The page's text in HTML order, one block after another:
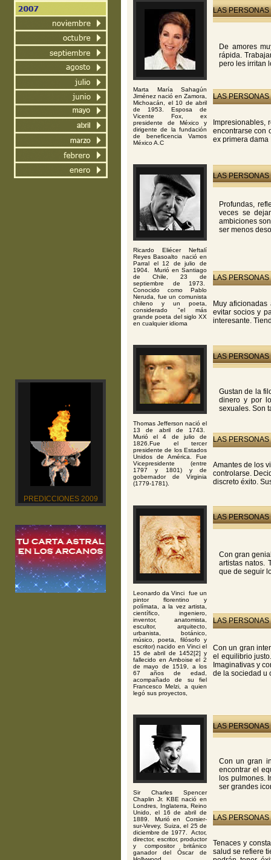
PREDICCIONES 2009
Marta María Sahagún
Jiménez nació en Zamora,
Michoacán, el 10 de abril
de 1953. Esposa de
Vicente Fox, ex
presidente de México y
dirigente de la fundación
de beneficencia Vamos
México A.C
LAS
De amores
rápida.
pero les irritan
LAS
Impresionables,
encontrarse con
ex primera dama
Ricardo Eliécer Neftalí
Reyes Basoalto nació en
Parral el 12 de julio de
1904. Murió en Santiago
de Chile, 23 de
septiembre de 1973.
Conocido como Pablo
Neruda, fue un comunista
chileno y un poeta,
considerado "el más
grande poeta del siglo XX
en cualquier idioma
LAS
Profundas,
veces se
ambiciones
ser menos
LAS
Muy
evitar socios y
interesante.
Thomas Jefferson nació el
13 de abril de 1743.
Murió el 4 de julio de
1826.Fue el tercer
presidente de los Estados
Unidos de América. Fue
Vicepresidente (entre
1797 y 1801) y de
gobernador de Virginia
(1779-1781).
LAS
Gustan de la
dinero y por
sexuales. Son
LAS
Amantes de los
controlarse.
discreto éxito.
Leonardo da Vinci fue un
pintor florentino y
polímata, a la vez artista,
científico, ingeniero,
inventor, anatomista,
escultor, arquitecto,
urbanista, botánico,
músico, poeta, filósofo y
escritor) nacido en Vinci el
15 de abril de 1452[2] y
fallecido en Amboise el 2
de mayo de 1519, a los
67 años de edad,
acompañado de su fiel
Francesco Melzi, a quien
legó sus proyectos,
LAS
Con gran
artistas natos.
que de seguir
LAS
Con un gran
el equilibrio
Imaginativas y
de la sociedad u
Sir Charles Spencer
Chaplin Jr. KBE nació en
Londres, Inglaterra, Reino
Unido, el 16 de abril de
1889. Murió en Corsier-
sur-Vevey, Suiza, el 25 de
diciembre de 1977. Actor,
director, escritor, productor
y compositor británico
ganador del Óscar de
LAS
Con un gran
encontrar el
los pulmones.
ser grandes
LAS
Tenaces y
salud se refiere